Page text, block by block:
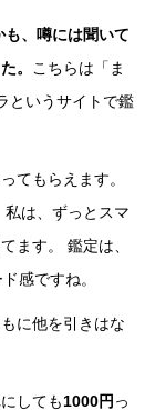
も、噂には聞いて
。
こちらは「ま
というサイトで鑑
てもらえます。
私は、ずっとスマ
ます。 鑑定は、
感ですね。
に他を引きはな
しても1000円 っ